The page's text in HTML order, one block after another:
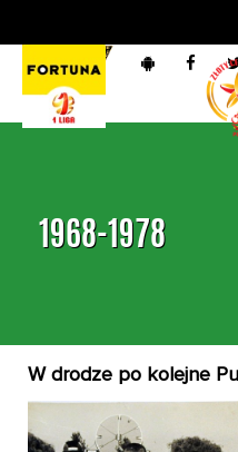
1968-1978
W drodze po kolejne